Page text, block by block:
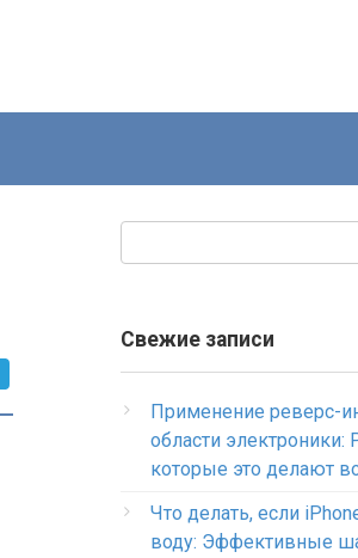
Свежие записи
Применение реверс-
области электроники:
которые это делают
Что делать, если
воду: Эффективные